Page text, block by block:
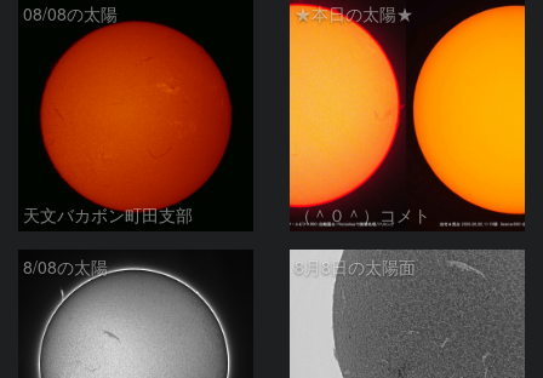
08/08の太陽
天文バカボン町田支部
★本日の太陽★
（＾０＾）コメト
8/08の太陽 8月8日の太陽面